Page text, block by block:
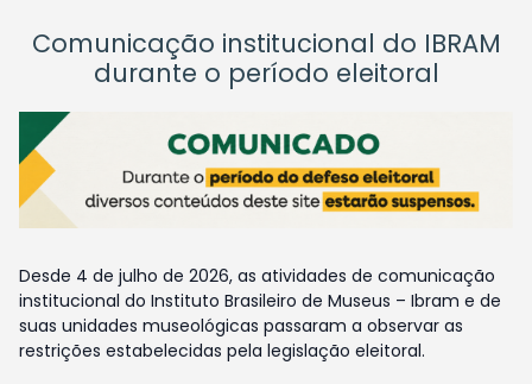
Comunicação institucional do IBRAM
durante o período eleitoral
Desde 4 de julho de 2026, as atividades de comunicação
institucional do Instituto Brasileiro de Museus – Ibram e de
suas unidades museológicas passaram a observar as
restrições estabelecidas pela legislação eleitoral.